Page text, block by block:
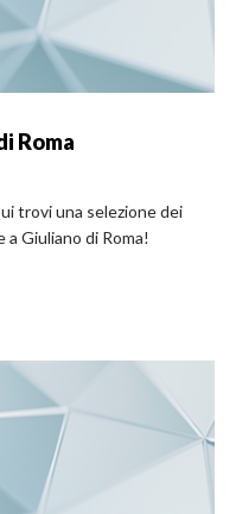
Roma
trovi una selezione dei
Giuliano di Roma!